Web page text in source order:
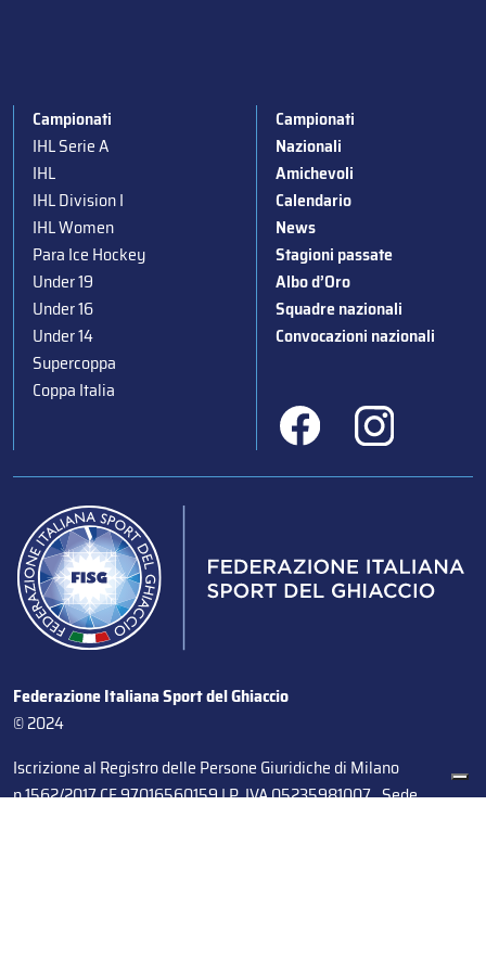
Campionati
IHL Serie A
IHL
IHL Division I
IHL Women
Para Ice Hockey
Under 19
Under 16
Under 14
Supercoppa
Coppa Italia
Campionati
Nazionali
Amichevoli
Calendario
News
Stagioni passate
Albo d’Oro
Squadre nazionali
Convocazioni nazionali
Federazione Italiana Sport del Ghiaccio
© 2024
Iscrizione al Registro delle Persone Giuridiche di Milano
n.1562/2017 CF 97016560159 | P. IVA 05235981007 Sede